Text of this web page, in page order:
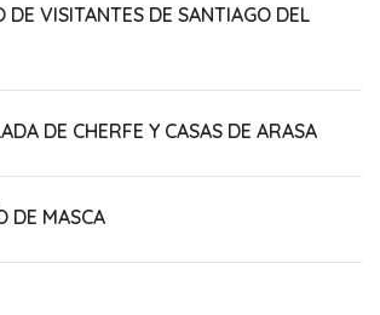
DE VISITANTES DE SANTIAGO DEL
DE CHERFE Y CASAS DE ARASA
DE MASCA